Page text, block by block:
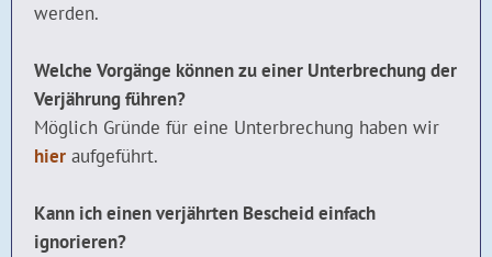
werden.
Welche Vorgänge können zu einer Unterbrechung der
Verjährung führen?
Möglich Gründe für eine Unterbrechung haben wir
hier aufgeführt.
Kann ich einen verjährten Bescheid einfach
ignorieren?